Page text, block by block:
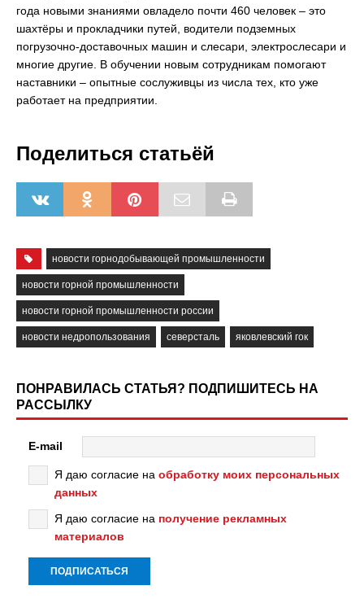
года новыми знаниями овладело почти 460 человек – это
шахтёры и прокладчики путей, водители подземных
погрузочно-доставочных машин и слесари, электрослесари и
многие другие. В обучении новым сотрудникам помогают
наставники – опытные сослуживцы из числа тех, кто уже
работает на предприятии.
Поделиться статьёй
новости горнодобывающей промышленности
новости горной промышленности
новости горной промышленности россии
новости недропользования северсталь яковлевский гок
ПОНРАВИЛАСЬ СТАТЬЯ? ПОДПИШИТЕСЬ НА
РАССЫЛКУ
E-mail
Я даю согласие на обработку моих персональных
данных
Я даю согласие на получение рекламных
материалов